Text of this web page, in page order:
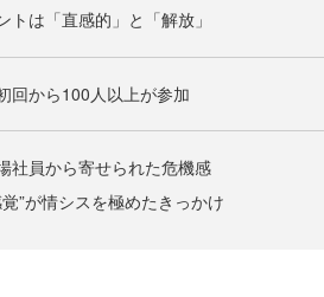
は「直感的」と「解放」
回から100人以上が参加
員から寄せられた危機感
”が情シスを極めたきっかけ